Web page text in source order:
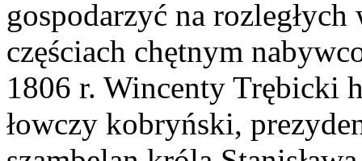
gospodarzyć na rozległych
częściach chętnym
1806 r. Wincenty Trębicki
łowczy kobryński,